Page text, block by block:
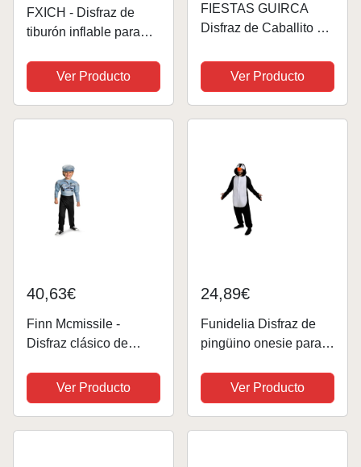
FXICH - Disfraz de
tiburón inflable para
Halloween, carnaval y
fiestas, color rosa
Ver Producto
FIESTAS GUIRCA
Disfraz de Caballito de
54
Ver Producto
40,63€
Finn Mcmissile -
Disfraz clásico de
Ver Producto
24,89€
Funidelia Disfraz de
pingüino onesie para
Polo Sur - Traje para
adultos para fiestas,
Carnaval y Halloween
Ver Producto